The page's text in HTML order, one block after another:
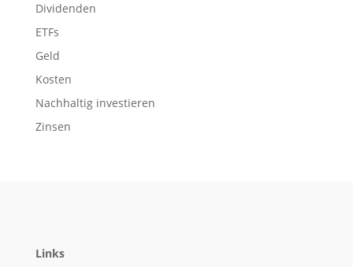
Dividenden
ETFs
Geld
Kosten
Nachhaltig investieren
Zinsen
Links